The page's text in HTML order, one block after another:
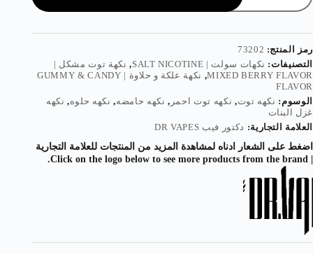
رمز المنتج: 73202
التصنيفات: نكهات سولت | SALT NICOTINE , نكهة توت مشكل |
MIXED BERRY FLAVOR
,
نكهة علكة و حلاوة | GUMMY & CANDY
FLAVOR
الوسوم: نكهه توت, نكهه توت احمر , نكهه حامضه, نكهه حلوه, نكهه
غزل البنات
العلامة التجارية: دكتور فيب DR VAPES
اضغط على الشعار ادناه لمشاهدة المزيد من المنتجات للعلامة التجارية